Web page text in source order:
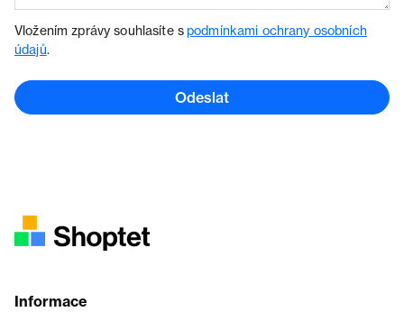
Vložením zprávy souhlasíte spodmínkami ochrany osobních
údajů.
Odeslat
Informace